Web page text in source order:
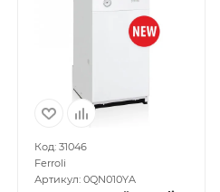
Код: 31046
Ferroli
Артикул: 0QN010YA